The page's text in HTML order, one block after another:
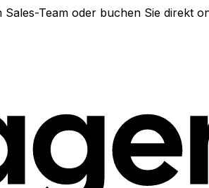
Team oder buchen Sie direkt